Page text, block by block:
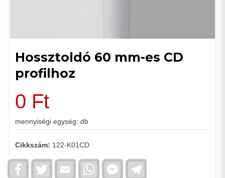
Hossztoldó 60 mm-es CD
profilhoz
0 Ft
mennyiségi egység: db
Cikkszám: 122-K01CD
FacebookTwitter Email WhatsAppFacebook
Messenger